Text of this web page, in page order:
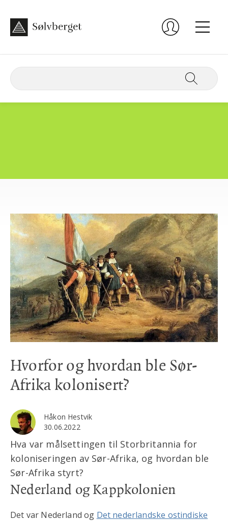
Hvorfor og hvordan ble Sør-
Afrika kolonisert?
Håkon Hestvik
30.06.2022
Hva var målsettingen til Storbritannia for
koloniseringen av Sør-Afrika, og hvordan ble
Sør-Afrika styrt?
Nederland og Kappkolonien
Det var Nederland og Det nederlandske ostindiske